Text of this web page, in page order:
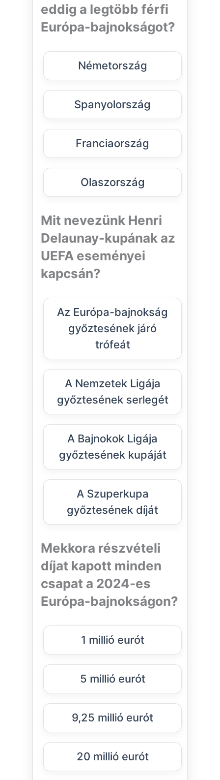
eddig a legtöbb férfi
Európa-bajnokságot?
Németország
Spanyolország
Franciaország
Olaszország
Mit nevezünk Henri
Delaunay-kupának az
UEFA eseményei
kapcsán?
Az Európa-bajnokság
győztesének járó
trófeát
A Nemzetek Ligája
győztesének serlegét
A Bajnokok Ligája
győztesének kupáját
A Szuperkupa
győztesének díját
Mekkora részvételi
díjat kapott minden
csapat a 2024-es
Európa-bajnokságon?
1 millió eurót
5 millió eurót
9,25 millió eurót
20 millió eurót